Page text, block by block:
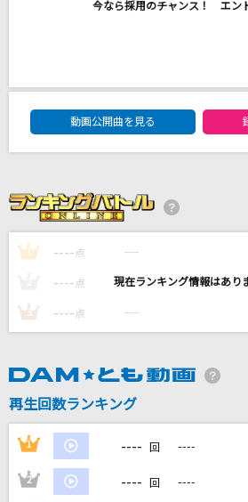
ミスカサズ
ライラック
もっと見る
DAMに会員登録・ログイ
今なら採用のチャンス！ エン
DAM★ともボーカルエントリ
動画公開曲を見る
1 ---- 点 ----
---- 点 ----
3 ---- 点 ----
再生回数ランキング
1 ---- 回 ----
2 ---- 回 ----